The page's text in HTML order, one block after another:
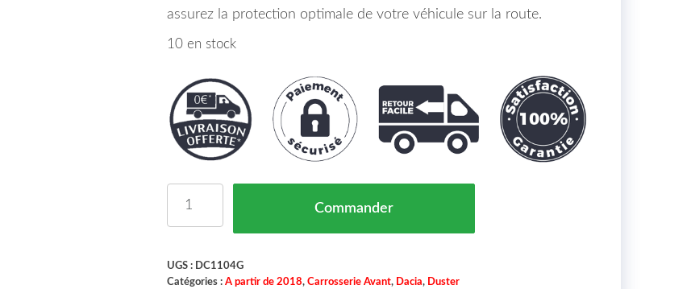
assurez la protection optimale de votre véhicule sur la route.
10 en stock
Commander
UGS : DC1104G
Catégories : A partir de 2018, Carrosserie Avant, Dacia, Duster